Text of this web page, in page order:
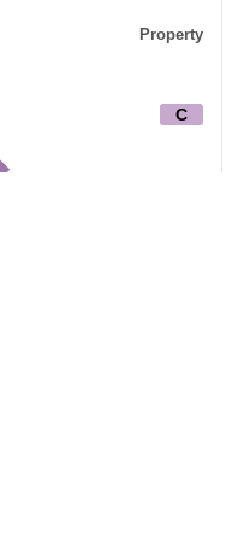
Property
C